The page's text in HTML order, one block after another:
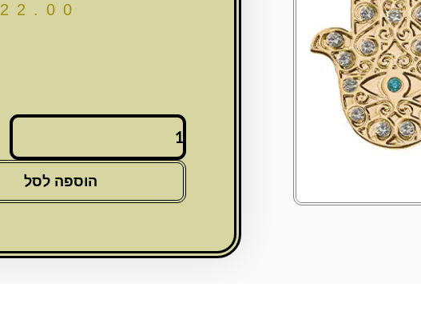
22.00
כמות
של
מחזיק
זהב
ושיבוץ
הוספה לסל